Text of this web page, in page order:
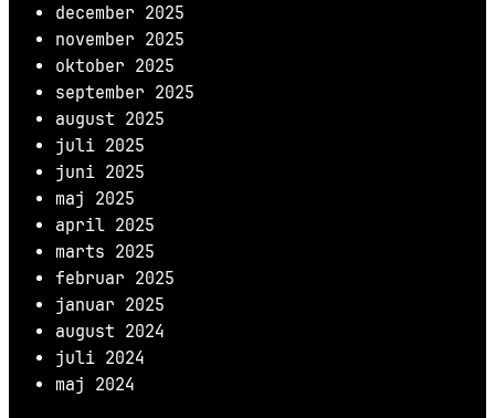
december 2025
november 2025
oktober 2025
september 2025
august 2025
juli 2025
juni 2025
maj 2025
april 2025
marts 2025
februar 2025
januar 2025
august 2024
juli 2024
maj 2024